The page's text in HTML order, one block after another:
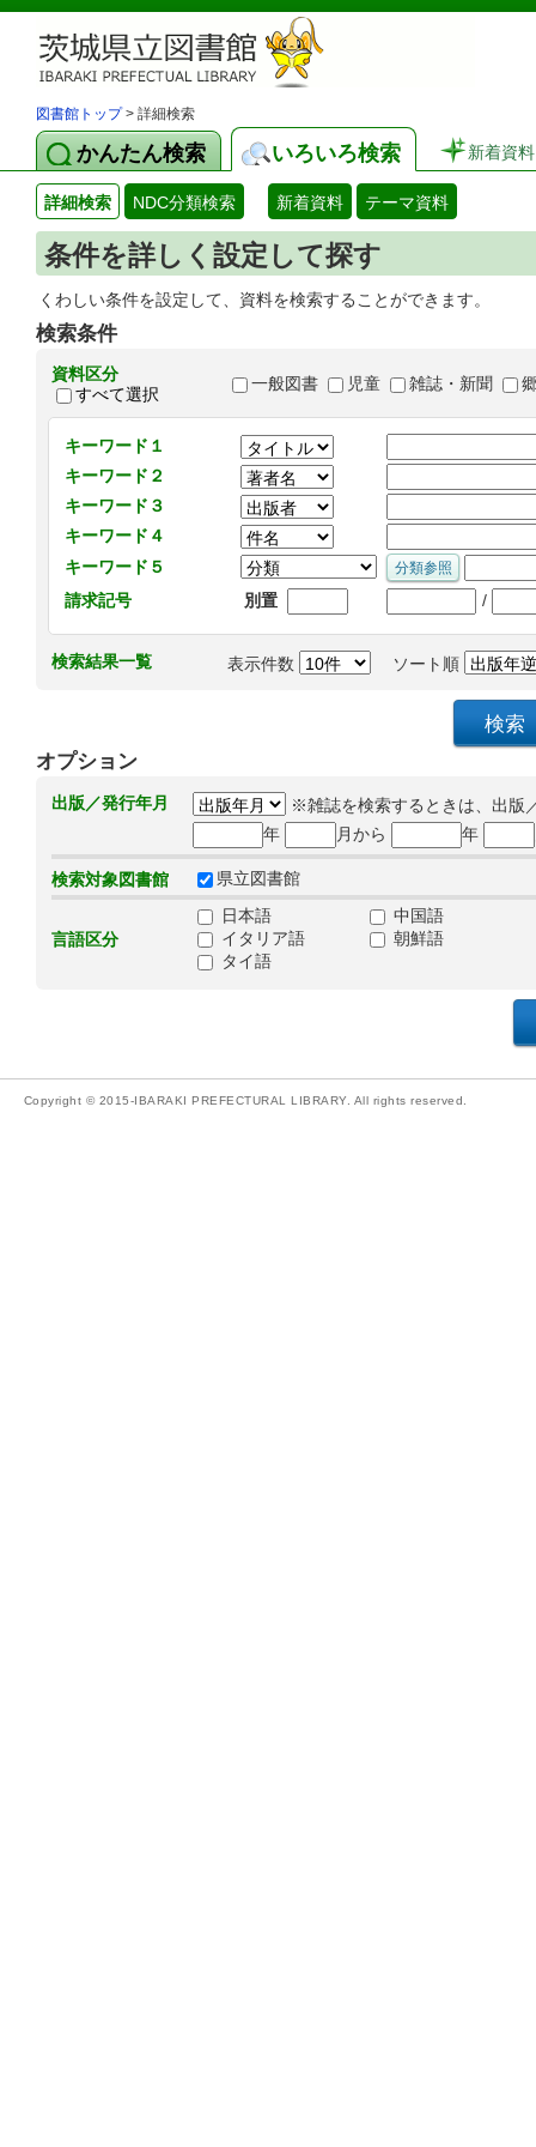
図書館トップ> 詳細検索
かんたん検索 いろいろ検索 新着資料
詳細検索 NDC分類検索 新着資料 テーマ資料
条件を詳しく設定して探す
くわしい条件を設定して、資料を検索することができます。
検索条件
資料区分
すべて選択
一般図書 児童 雑誌・新聞
キーワード１
キーワード２
キーワード３
キーワード４
キーワード５
請求記号
別置 /
検索結果一覧 表示件数 ソート順
オプション
出版／発行年月
※雑誌を検索するときは、出版
年
月から 年
検索対象図書館 県立図書館
言語区分
日本語
中国語
イタリア語
朝鮮語
タイ語
Copyright © 2015-IBARAKI PREFECTURAL LIBRARY. All rights reserved.